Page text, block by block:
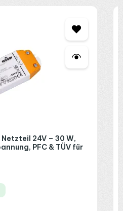
24V – 30 W,
PFC & TÜV für